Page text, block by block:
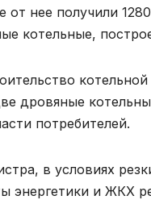
от нее получили
котельные,
дровяные
потребителей.
в условиях
энергетики и ЖКХ